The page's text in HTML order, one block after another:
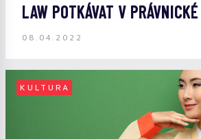
LAW POTKÁVAT V
08.04.2022
KULTURA